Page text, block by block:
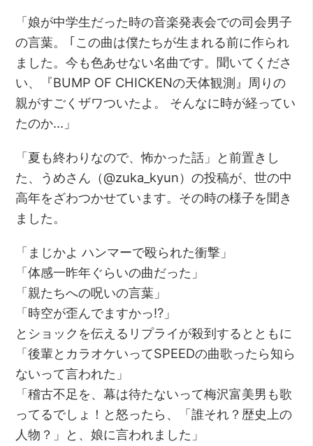
「娘が中学生だった時の音楽発表会での司会男子
の言葉。 ｢この曲は僕たちが生まれる前に作られ
ました。今も色あせない名曲です。聞いてくださ
い、『BUMP OF CHICKENの天体観測』周りの
親がすごくザワついたよ。 そんなに時が経ってい
たのか…」
「夏も終わりなので、怖かった話」と前置きし
た、うめさん（@zuka_kyun）の投稿が、世の中
高年をざわつかせています。その時の様子を聞き
ました。
「まじかよ ハンマーで殴られた衝撃」
「体感一昨年ぐらいの曲だった」
「親たちへの呪いの言葉」
「時空が歪んでますかっ⁉︎」
とショックを伝えるリプライが殺到するとともに
「後輩とカラオケいってSPEEDの曲歌ったら知ら
ないって言われた」
「稽古不足を、幕は待たないって梅沢富美男も歌
ってるでしょ！と怒ったら、「誰それ？歴史上の
人物？」と、娘に言われました」